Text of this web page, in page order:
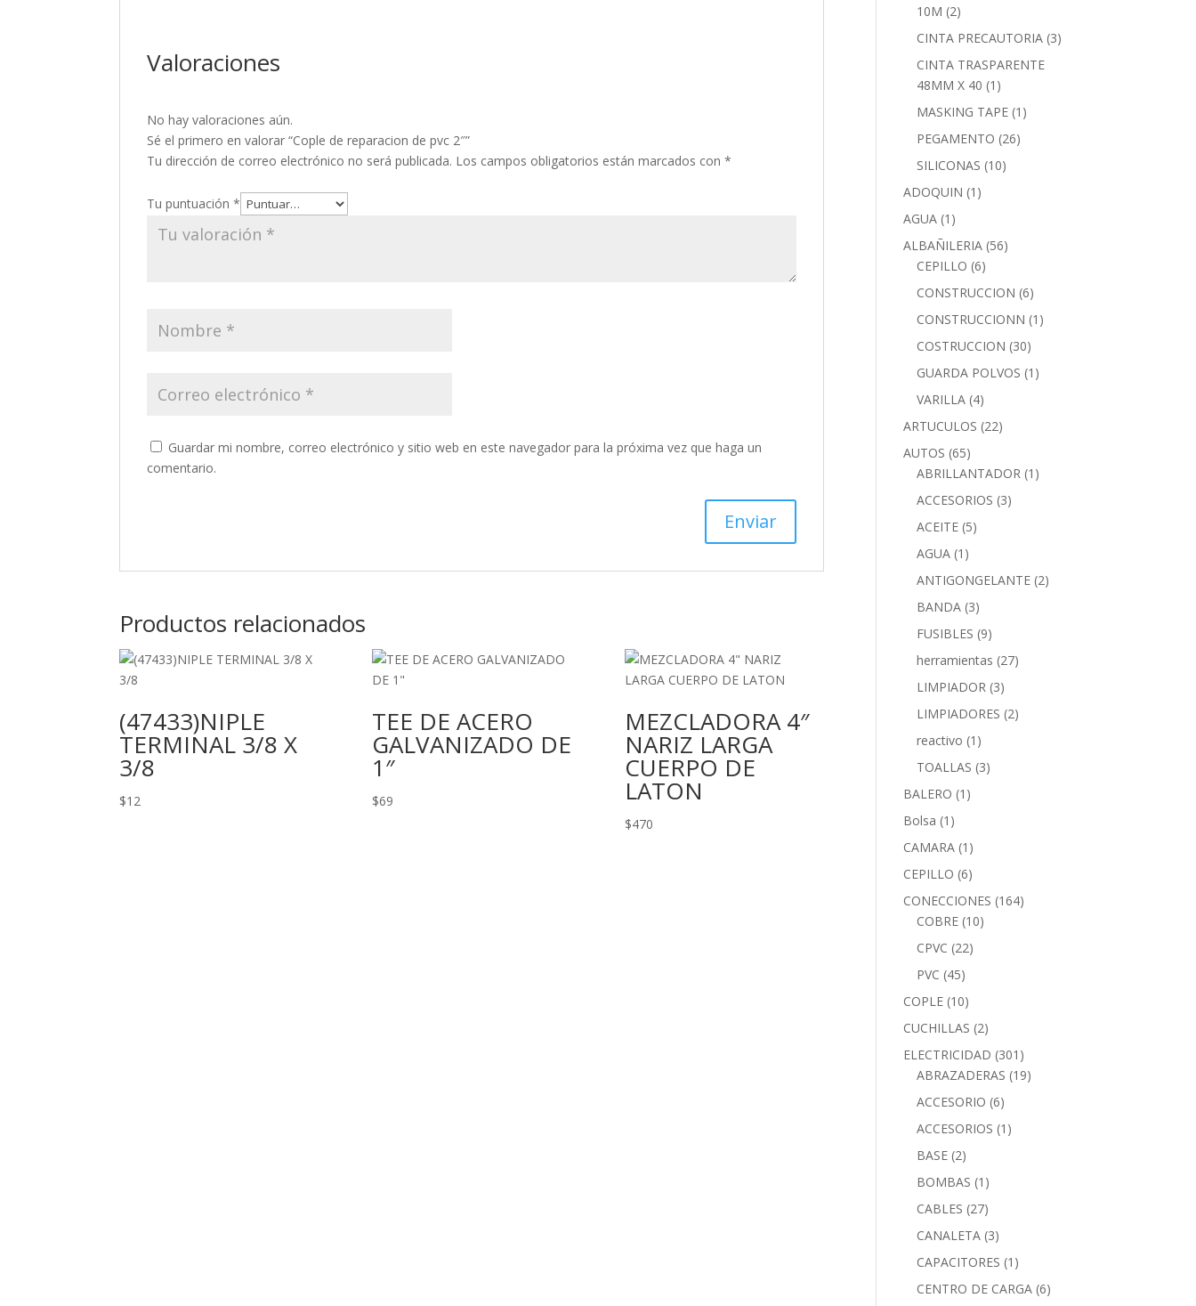
Valoraciones
No hay valoraciones aún.
Sé el primero en valorar “Cople de reparacion de pvc 2″”
Tu dirección de correo electrónico no será publicada. Los campos obligatorios están marcados con*
Tu puntuación*
Guardar mi nombre, correo electrónico y sitio web en este navegador para la próxima vez que haga un
comentario.
Productos relacionados
(47433)NIPLE
TERMINAL 3/8 X
3/8
$12
TEE DE ACERO
GALVANIZADO DE
1″
$69
MEZCLADORA 4″
NARIZ LARGA
CUERPO DE
LATON
$470
10M (2)
CINTA PRECAUTORIA (3)
CINTA TRASPARENTE
48MM X 40 (1)
MASKING TAPE (1)
PEGAMENTO (26)
SILICONAS (10)
ADOQUIN (1)
AGUA (1)
ALBAÑILERIA (56)
CEPILLO (6)
CONSTRUCCION (6)
CONSTRUCCIONN (1)
COSTRUCCION (30)
GUARDA POLVOS (1)
VARILLA (4)
ARTUCULOS (22)
AUTOS (65)
ABRILLANTADOR (1)
ACCESORIOS (3)
ACEITE (5)
AGUA (1)
ANTIGONGELANTE (2)
BANDA (3)
FUSIBLES (9)
herramientas (27)
LIMPIADOR (3)
LIMPIADORES (2)
reactivo (1)
TOALLAS (3)
BALERO (1)
Bolsa (1)
CAMARA (1)
CEPILLO (6)
CONECCIONES (164)
COBRE (10)
CPVC (22)
PVC (45)
COPLE (10)
CUCHILLAS (2)
ELECTRICIDAD (301)
ABRAZADERAS (19)
ACCESORIO (6)
ACCESORIOS (1)
BASE (2)
BOMBAS (1)
CABLES (27)
CANALETA (3)
CAPACITORES (1)
CENTRO DE CARGA (6)